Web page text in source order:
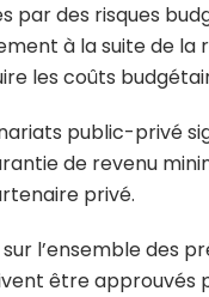
des risques
à la suite de la
les coûts
public-privé
de revenu
privé.
l’ensemble des
être